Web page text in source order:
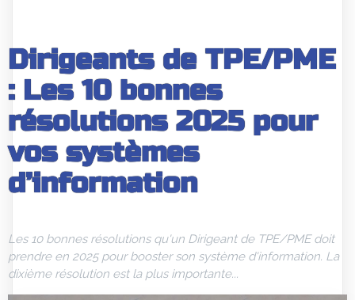
Dirigeants de TPE/PME
: Les 10 bonnes
résolutions 2025 pour
vos systèmes
d’information
Les 10 bonnes résolutions qu'un Dirigeant de TPE/PME doit
prendre en 2025 pour booster son système d'information. La
dixième résolution est la plus importante...